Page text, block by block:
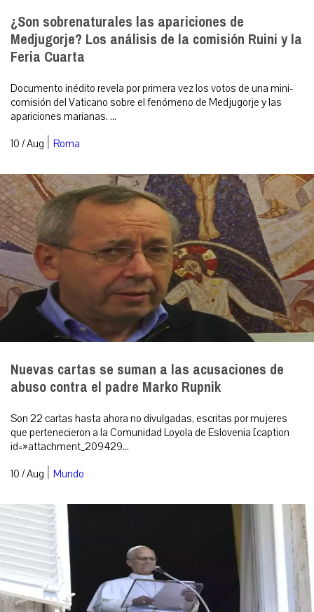
¿Son sobrenaturales las apariciones de
Medjugorje? Los análisis de la comisión Ruini y la
Feria Cuarta
Documento inédito revela por primera vez los votos de una mini-
comisión del Vaticano sobre el fenómeno de Medjugorje y las
apariciones marianas. ...
10 / Aug | Roma
Nuevas cartas se suman a las acusaciones de
abuso contra el padre Marko Rupnik
Son 22 cartas hasta ahora no divulgadas, escritas por mujeres
que pertenecieron a la Comunidad Loyola de Eslovenia [caption
id=»attachment_209429...
10 / Aug | Mundo